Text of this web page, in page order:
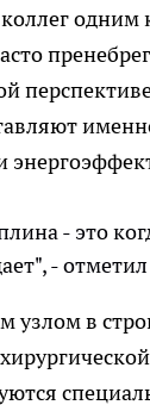
коллег
- это
- отметил
узлом в